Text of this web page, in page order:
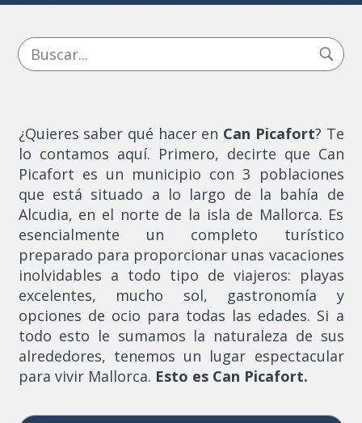
¿Quieres saber qué hacer en Can Picafort? Te
lo contamos aquí. Primero, decirte que Can
Picafort es un municipio con 3 poblaciones
que está situado a lo largo de la bahía de
Alcudia, en el norte de la isla de Mallorca. Es
esencialmente un completo turístico
preparado para proporcionar unas vacaciones
inolvidables a todo tipo de viajeros: playas
excelentes, mucho sol, gastronomía y
opciones de ocio para todas las edades. Si a
todo esto le sumamos la naturaleza de sus
alrededores, tenemos un lugar espectacular
para vivir Mallorca. Esto es Can Picafort.